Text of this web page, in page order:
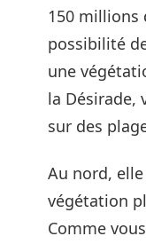
150 millions
possibilité
une
la Désirade,
sur des
Au nord,
végétation
Comme